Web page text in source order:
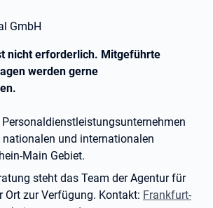
GmbH
nicht erforderlich. Mitgeführte
werden gerne
und internationalen
Main Gebiet.
steht das Team der Agentur für
Ort zur Verfügung. Kontakt: Frankfurt-